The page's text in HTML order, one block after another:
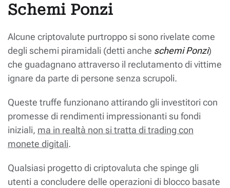
Schemi Ponzi
Alcune criptovalute purtroppo si sono rivelate come
degli schemi piramidali (detti anche schemi Ponzi)
che guadagnano attraverso il reclutamento di vittime
ignare da parte di persone senza scrupoli.
Queste truffe funzionano attirando gli investitori con
promesse di rendimenti impressionanti su fondi
iniziali, ma in realtà non si tratta di trading con
monete digitali.
Qualsiasi progetto di criptovaluta che spinge gli
utenti a concludere delle operazioni di blocco basate